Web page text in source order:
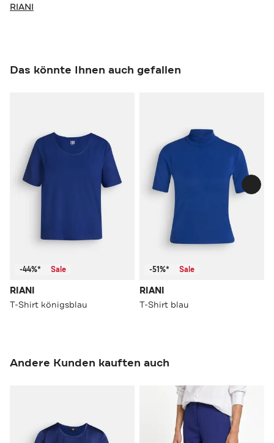
RIANI
Das könnte Ihnen auch gefallen
-44%* Sale
RIANI
T-Shirt königsblau
-51%* Sale
RIANI
T-Shirt blau
Andere Kunden kauften auch